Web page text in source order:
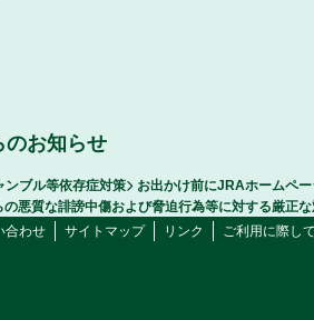
のお知らせ
ンブル等依存症対策
お出かけ前にJRAホームペ
の悪質な誹謗中傷および脅迫行為等に対する厳正
合わせ
サイトマップ リンク ご利用に際し